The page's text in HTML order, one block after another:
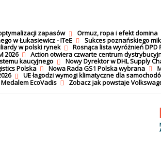
zapasów
Ormuz, ropa i efekt domina
w Łukasiewicz - ITeE
Sukces poznańskiego
w polski rynek
Rosnąca lista wyróżnień DPD
2026
Action otwiera czwarte centrum
kaucyjnego
Nowy Dyrektor w DHL Supply
Polska Nowa Rada GS1 Polska wybrana
UE łagodzi wymogi klimatyczne dla
EcoVadis
Zobacz jak powstaje